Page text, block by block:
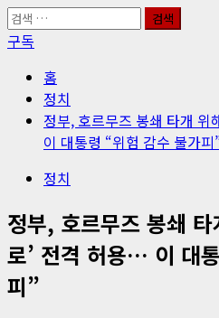
검
색:
구독
홈
정치
정부, 호르무즈 봉쇄 타개 위
이 대통령 “위험 감수 불가피
정치
정부, 호르무즈 봉쇄
로’ 전격 허용… 이 대
피”